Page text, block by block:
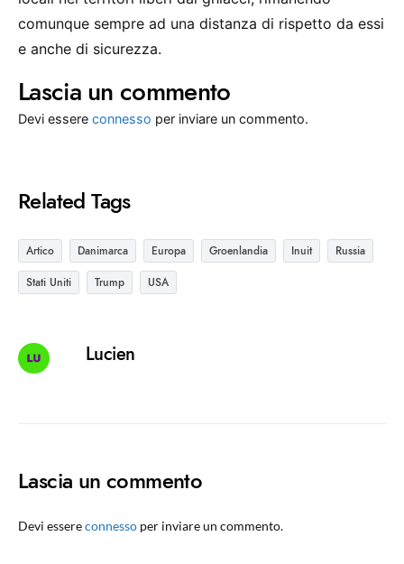
comunque sempre ad una distanza di rispetto da essi
e anche di sicurezza.
Lascia un commento
Devi essere connesso per inviare un commento.
Related Tags
Artico Danimarca Europa Groenlandia Inuit Russia
Stati Uniti Trump USA
Lucien
Lascia un commento
Devi essereconnesso per inviare un commento.